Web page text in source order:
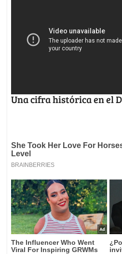
Una cifra histórica en el